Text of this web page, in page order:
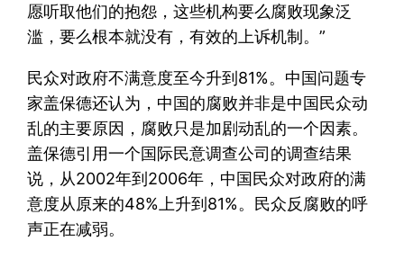
愿听取他们的抱怨，这些机构要么腐败现象泛
滥，要么根本就没有，有效的上诉机制。”
民众对政府不满意度至今升到81%。中国问题专
家盖保德还认为，中国的腐败并非是中国民众动
乱的主要原因，腐败只是加剧动乱的一个因素。
盖保德引用一个国际民意调查公司的调查结果
说，从2002年到2006年，中国民众对政府的满
意度从原来的48%上升到81%。民众反腐败的呼
声正在减弱。